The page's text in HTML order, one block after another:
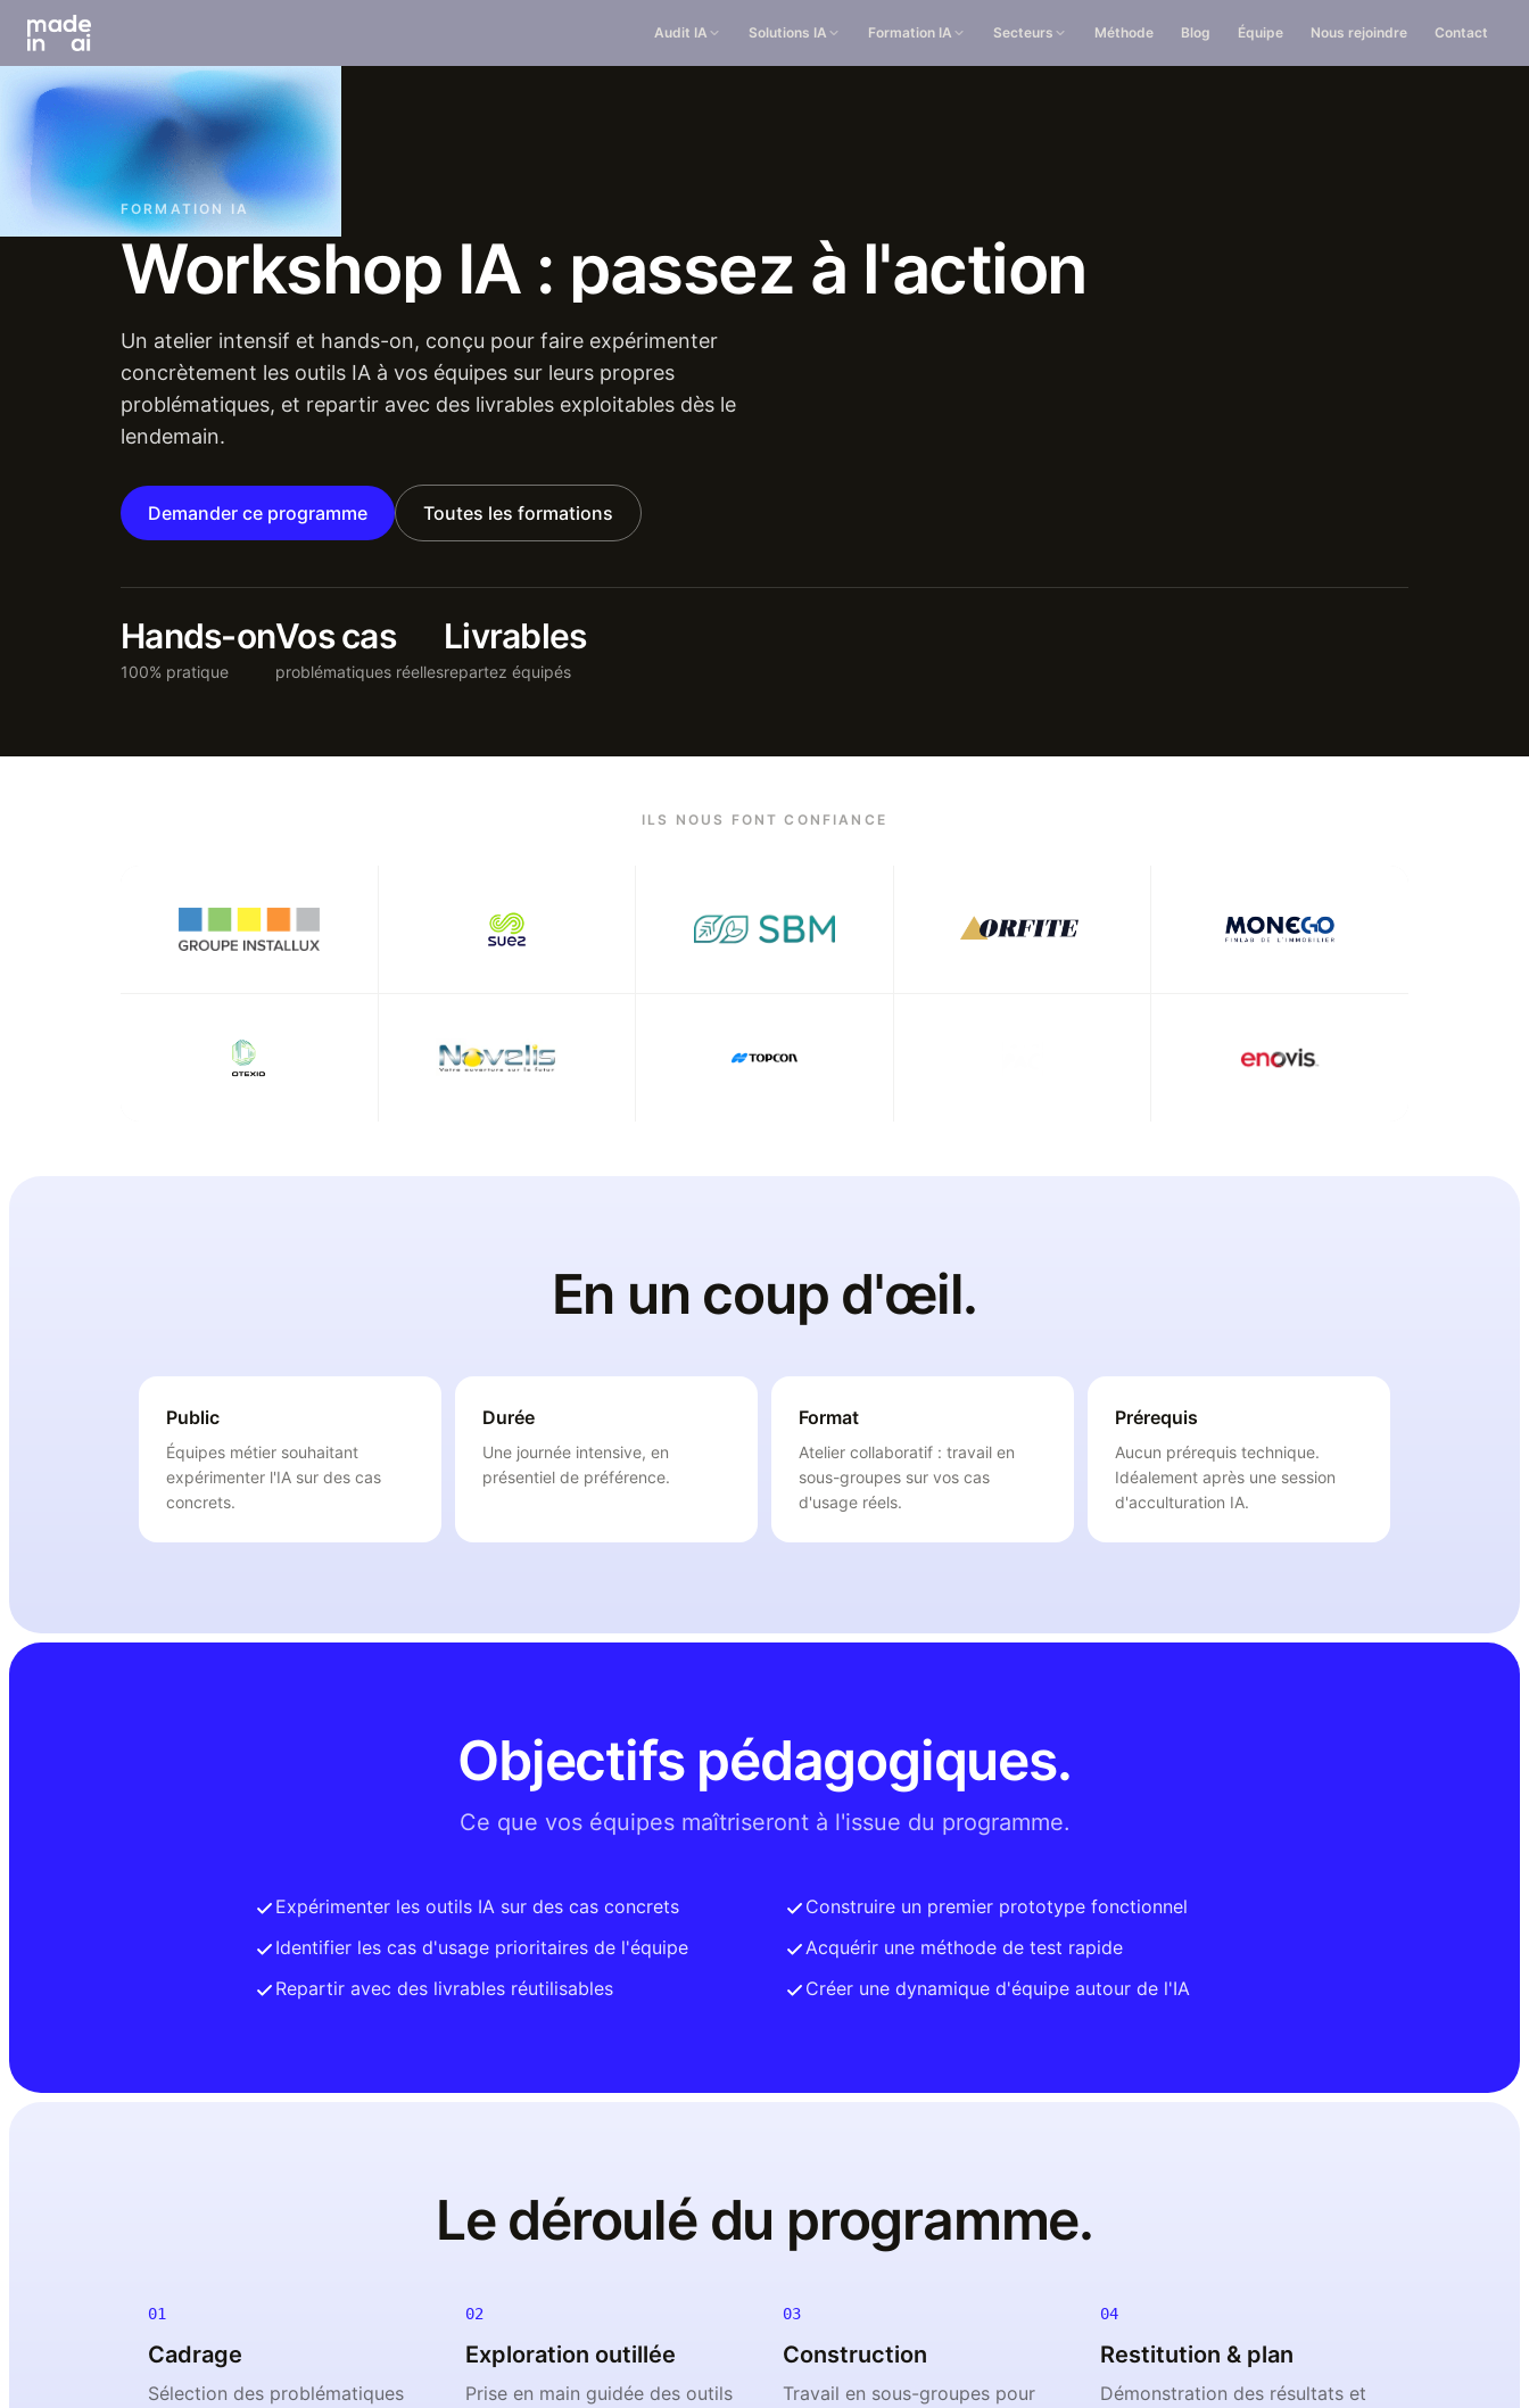
Audit IA Solutions IA Formation IA Secteurs Méthode Blog Équipe Nous rejoindre Contact
FORMATION IA
Workshop IA : passez à l'action
Un atelier intensif et hands-on, conçu pour faire expérimenter
concrètement les outils IA à vos équipes sur leurs propres
problématiques, et repartir avec des livrables exploitables dès le
lendemain.
Demander ce programme Toutes les formations
Hands-on
100% pratique
Vos cas
problématiques réelles
Livrables
repartez équipés
ILS NOUS FONT CONFIANCE
En un coup d'œil.
Public
Équipes métier souhaitant
expérimenter l'IA sur des cas
concrets.
Durée
Une journée intensive, en
présentiel de préférence.
Format
Atelier collaboratif : travail en
sous-groupes sur vos cas
d'usage réels.
Prérequis
Aucun prérequis technique.
Idéalement après une session
d'acculturation IA.
Objectifs pédagogiques.
Ce que vos équipes maîtriseront à l'issue du programme.
Expérimenter les outils IA sur des cas concrets
Construire un premier prototype fonctionnel
Identifier les cas d'usage prioritaires de l'équipe
Acquérir une méthode de test rapide
Repartir avec des livrables réutilisables
Créer une dynamique d'équipe autour de l'IA
Le déroulé du programme.
01
Cadrage
Sélection des problématiques
02
Exploration outillée
Prise en main guidée des outils
03
Construction
Travail en sous-groupes pour
04
Restitution & plan
Démonstration des résultats et